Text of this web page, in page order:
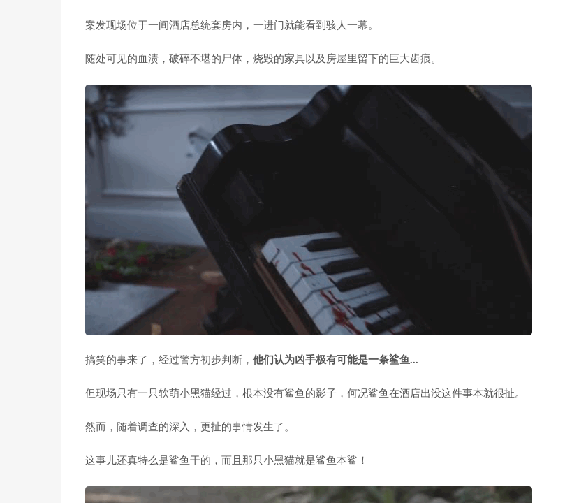
案发现场位于一间酒店总统套房内，一进门就能看到骇人一幕。
随处可见的血渍，破碎不堪的尸体，烧毁的家具以及房屋里留下的巨大齿痕。
搞笑的事来了，经过警方初步判断， 他们认为凶手极有可能是一条鲨鱼…
但现场只有一只软萌小黑猫经过，根本没有鲨鱼的影子，何况鲨鱼在酒店出没这件事本就很扯。
然而，随着调查的深入，更扯的事情发生了。
这事儿还真特么是鲨鱼干的，而且那只小黑猫就是鲨鱼本鲨！